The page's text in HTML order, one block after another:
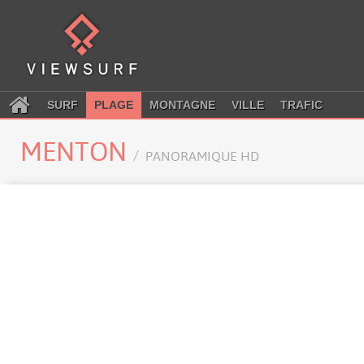
SURF PLAGE MONTAGNE VILLE TRAFIC
MENTON PANORAMIQUE HD